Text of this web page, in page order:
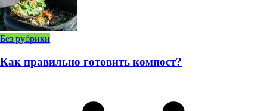
Без рубрики
Как правильно готовить компост?